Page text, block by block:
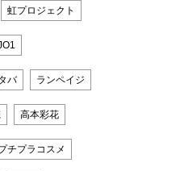
虹プロジェクト
バ ランペイジ
高本彩花
チプラコスメ